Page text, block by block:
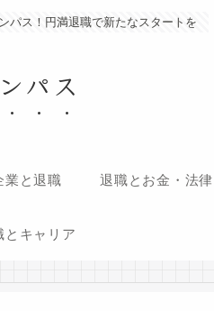
パス！円満退職で新たなスタートを
パス
業と退職 退職とお金・法律
とキャリア